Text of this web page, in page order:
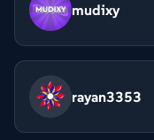
mudixy
rayan3353